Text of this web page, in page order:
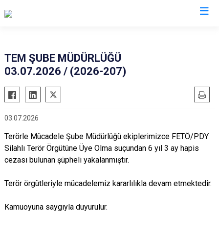
TEM ŞUBE MÜDÜRLÜĞÜ
03.07.2026 / (2026-207)
03.07.2026
Terörle Mücadele Şube Müdürlüğü ekiplerimizce FETÖ/PDY
Silahlı Terör Örgütüne Üye Olma suçundan 6 yıl 3 ay hapis
cezası bulunan şüpheli yakalanmıştır.
Terör örgütleriyle mücadelemiz kararlılıkla devam etmektedir.
Kamuoyuna saygıyla duyurulur.